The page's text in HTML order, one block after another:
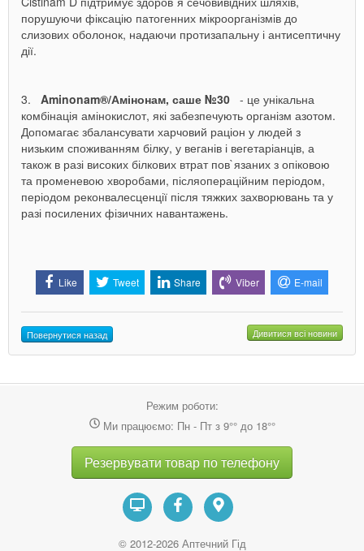
порушуючи фіксацію патогенних мікроорганізмів до
слизових оболонок, надаючи протизапальну і антисептичну
дії.
3. Aminonam®/Амінонам, саше №30 - це унікальна
комбінація амінокислот, які забезпечують організм азотом.
Допомагає збалансувати харчовий раціон у людей з
низьким споживанням білку, у веганів і вегетаріанців, а
також в разі високих білкових втрат пов`язаних з опіковою
та променевою хворобами, післяопераційним періодом,
періодом реконвалесценції після тяжких захворювань та у
разі посилених фізичних навантажень.
Like Tweet Share Viber E-mail
Повернутися назад Дивитися всі новини
Режим роботи:
Ми працюємо: Пн - Пт з 9°° до 18°°
Резервувати товар по телефону
© 2012-2026 Аптечний Гід